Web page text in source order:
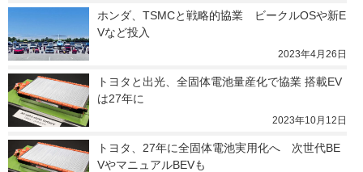
ホンダ、TSMCと戦略的協業　ビークルOSや新E
Vなど投入
2023年4月26日
トヨタと出光、全固体電池量産化で協業 搭載EV
は27年に
2023年10月12日
トヨタ、27年に全固体電池実用化へ　次世代BE
VやマニュアルBEVも